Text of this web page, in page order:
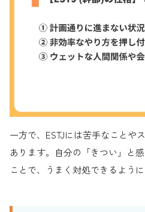
一方で、ESTJには苦手なことや
あります。自分の「きつい」と
ことで、うまく対処できるように